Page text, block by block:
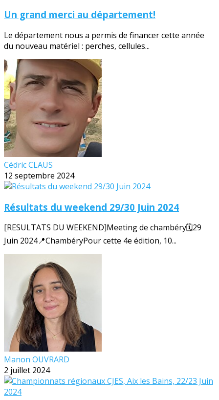
Un grand merci au département!
Le département nous a permis de financer cette année
du nouveau matériel : perches, cellules...
Cédric CLAUS
12 septembre 2024
Résultats du weekend 29/30 Juin 2024
[RESULTATS DU WEEKEND]Meeting de chambéry🗓️29
Juin 2024📍ChambéryPour cette 4e édition, 10...
Manon OUVRARD
2 juillet 2024